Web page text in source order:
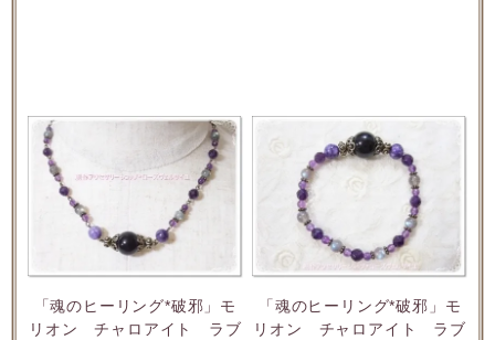
「魂のヒーリング*破邪」モ
リオン チャロアイト ラブ
「魂のヒーリング*破邪」モ
リオン チャロアイト ラブ